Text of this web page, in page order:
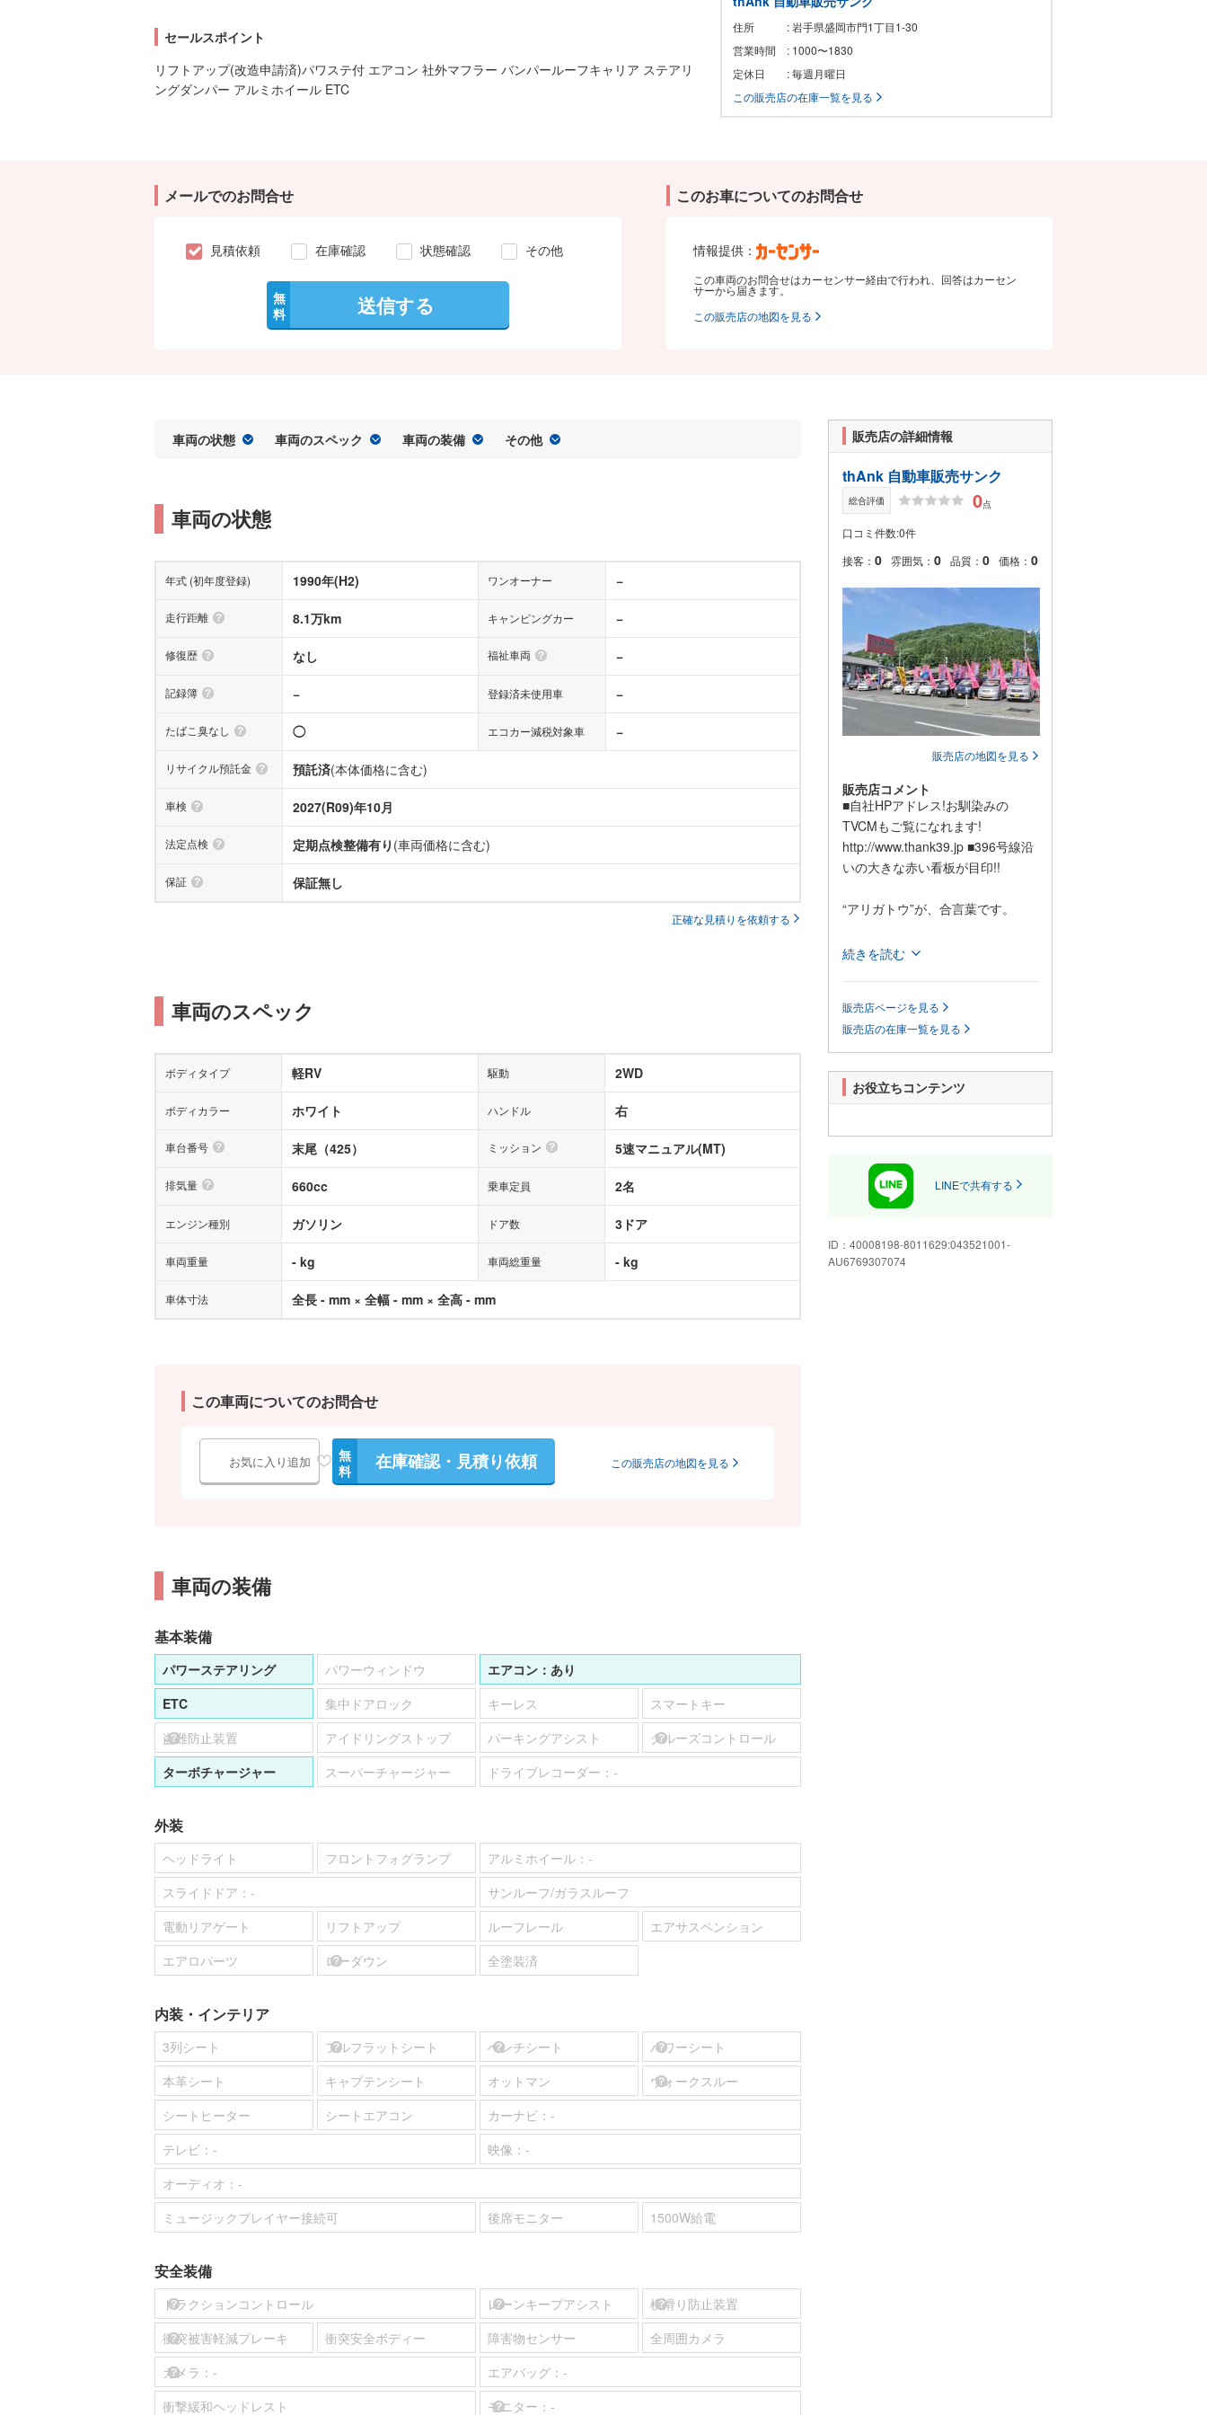
セールスポイント
リフトアップ(改造申請済)パワステ付 エアコン 社外マフラー バンパールーフキャリア ステアリ
ングダンパー アルミホイール ETC
住所
: 岩手県盛岡市門1丁目1-30
営業時間
: 1000〜1830
定休日
: 毎週月曜日
この販売店の在庫一覧を見る
メールでのお問合せ
見積依頼 在庫確認 状態確認 その他
無
料
送信する
このお車についてのお問合せ
情報提供：
この車両のお問合せはカーセンサー経由で行われ、回答はカーセン
サーから届きます。
この販売店の地図を見る
車両の状態 車両のスペック 車両の装備 その他
車両の状態
年式 (初年度登録) 1990年(H2) ワンオーナー −
走行距離 8.1万km キャンピングカー −
修復歴 なし 福祉車両 −
記録簿 − 登録済未使用車 −
たばこ臭なし ◯ エコカー減税対象車 −
リサイクル預託金 預託済(本体価格に含む)
車検 2027(R09)年10月
法定点検 定期点検整備有り (車両価格に含む)
保証 保証無し
正確な見積りを依頼する
車両のスペック
ボディタイプ 軽RV 駆動 2WD
ボディカラー ホワイト ハンドル 右
車台番号 末尾（425） ミッション 5速マニュアル(MT)
排気量 660cc 乗車定員 2名
エンジン種別 ガソリン ドア数 3ドア
車両重量 - kg 車両総重量 - kg
車体寸法 全長 - mm × 全幅 - mm × 全高 - mm
この車両についてのお問合せ
お気に入り追加
無
料
在庫確認・見積り依頼 この販売店の地図を見る
車両の装備
基本装備
パワーステアリング パワーウィンドウ エアコン： あり
ETC
集中ドアロック キーレス
スマートキー
盗難防止装置
アイドリングストップ パーキングアシスト
クルーズコントロール
ターボチャージャー
スーパーチャージャー ドライブレコーダー： -
外装
ヘッドライト フロントフォグランプ アルミホイール： -
スライドドア： -
サンルーフ/ガラスルーフ
電動リアゲート
リフトアップ ルーフレール
エアサスペンション
エアロパーツ
ローダウン 全塗装済
内装・インテリア
3列シート フルフラットシート ベンチシート
パワーシート
本革シート
キャプテンシート オットマン
ウォークスルー
シートヒーター
シートエアコン カーナビ： -
テレビ： - 映像： -
オーディオ： -
ミュージックプレイヤー接続可
後席モニター 1500W給電
安全装備
トラクションコントロール レーンキープアシスト
横滑り防止装置
衝突被害軽減プレーキ
衝突安全ボディー 障害物センサー
全周囲カメラ
カメラ： - エアバッグ： -
衝撃緩和ヘッドレスト
モニター： -
販売店の詳細情報
thAnk 自動車販売サンク
総合評価 0点
口コミ件数:0件
接客： 0 雰囲気： 0 品質： 0 価格： 0
販売店の地図を見る
販売店コメント
■自社HPアドレス!お馴染みの
TVCMもご覧になれます!
http://www.thank39.jp ■396号線沿
いの大きな赤い看板が目印!!
“アリガトウ”が、合言葉です。
”アリガトウ”が、合言葉のサンク
になる理由があるのです。お客様
の大切な命を乗せて走る車です。
サンクでは品質第一で車の販売を
しております。事故歴の有無はハ
ッキリと明記します。もちろん走
当店良品車より安心してお選び下
良質車を多数展示して、スタッフ
一同お待ちしております。
アットホームな店内です。お気軽
にご相談下さい。
続きを読む
販売店ページを見る
販売店の在庫一覧を見る
お役立ちコンテンツ
LINEで共有する
ID： 40008198-8011629:043521001-
AU6769307074